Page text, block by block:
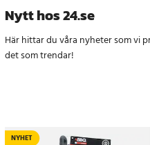
Nytt hos 24.se
Här hittar du våra nyheter som vi
det som trendar!
NYHET